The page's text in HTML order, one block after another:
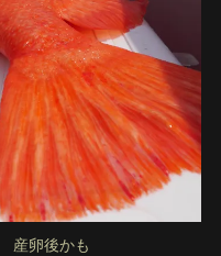
卵後かも